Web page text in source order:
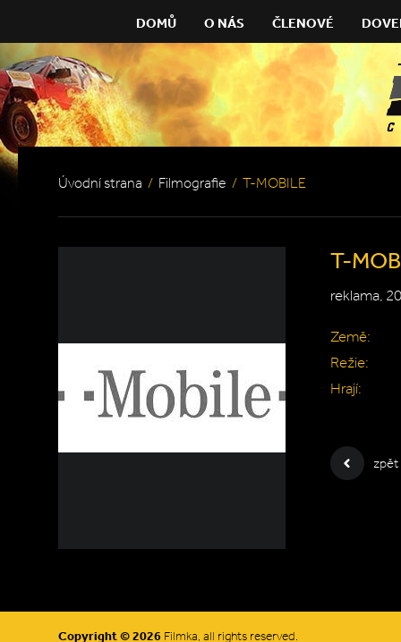
DOMŮ O NÁS ČLENOVÉ
Úvodní strana / Filmografie / T-MOBILE
T-
reklama,
Země:
Režie:
Hrají:
zpět
Copyright © 2026 Filmka, all rights reserved.